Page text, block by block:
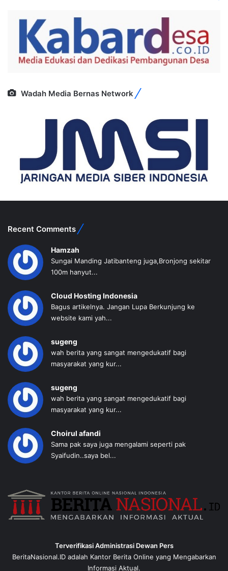
Wadah Media Bernas Network
Recent Comments
Hamzah
Sungai Manding Jatibanteng juga,Bronjong sekitar
100m hanyut...
Cloud Hosting Indonesia
Bagus artikelnya. Jangan Lupa Berkunjung ke
website kami yah...
sugeng
wah berita yang sangat mengedukatif bagi
masyarakat yang kur...
sugeng
wah berita yang sangat mengedukatif bagi
masyarakat yang kur...
Choirul afandi
Sama pak saya juga mengalami seperti pak
Syaifudin..saya bel...
Terverifikasi Administrasi Dewan Pers
BeritaNasional.ID adalah Kantor Berita Online yang Mengabarkan
Informasi Aktual.